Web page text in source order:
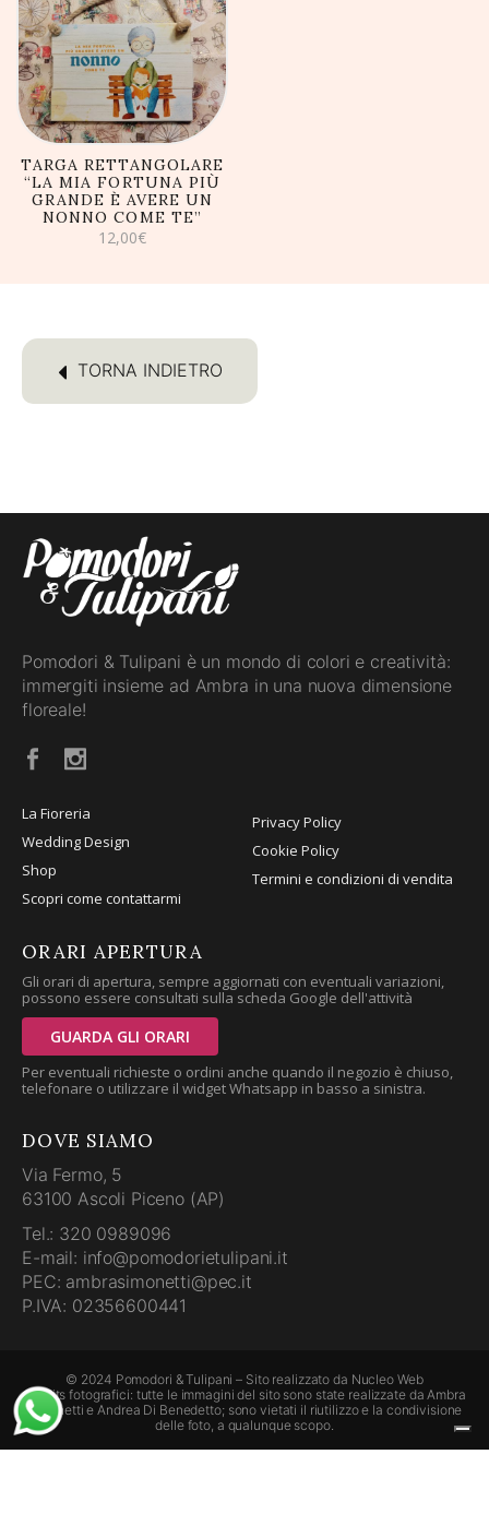
AGGIUNGI AL
CARRELLO
TARGA RETTANGOLARE
“LA MIA FORTUNA PIÙ
GRANDE È AVERE UN
NONNO COME TE”
12,00€
TORNA INDIETRO
Pomodori & Tulipani è un mondo di colori e creatività:
immergiti insieme ad Ambra in una nuova dimensione
floreale!
La Fioreria
Wedding Design
Shop
Scopri come contattarmi
Privacy Policy
Cookie Policy
Termini e condizioni di vendita
ORARI APERTURA
Gli orari di apertura, sempre aggiornati con eventuali variazioni,
possono essere consultati sulla scheda Google dell'attività
GUARDA GLI ORARI
Per eventuali richieste o ordini anche quando il negozio è chiuso,
telefonare o utilizzare il widget Whatsapp in basso a sinistra.
DOVE SIAMO
Via Fermo, 5
63100 Ascoli Piceno (AP)
Tel.: 320 0989096
E-mail: info@pomodorietulipani.it
PEC: ambrasimonetti@pec.it
P.IVA: 02356600441
© 2024 Pomodori & Tulipani – Sito realizzato da Nucleo Web
Credits fotografici: tutte le immagini del sito sono state realizzate da Ambra
Simonetti e Andrea Di Benedetto; sono vietati il riutilizzo e la condivisione
delle foto, a qualunque scopo.